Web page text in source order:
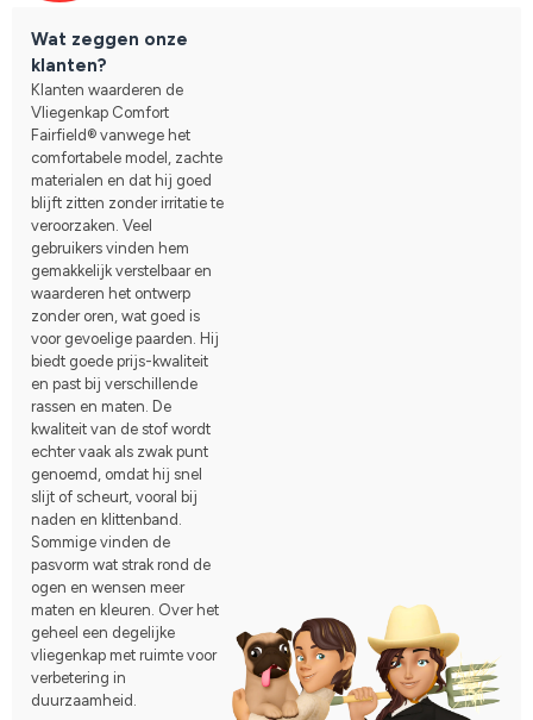
Wat zeggen onze
klanten?
Klanten waarderen de
Vliegenkap Comfort
Fairfield® vanwege het
comfortabele model, zachte
materialen en dat hij goed
blijft zitten zonder irritatie te
veroorzaken. Veel
gebruikers vinden hem
gemakkelijk verstelbaar en
waarderen het ontwerp
zonder oren, wat goed is
voor gevoelige paarden. Hij
biedt goede prijs-kwaliteit
en past bij verschillende
rassen en maten. De
kwaliteit van de stof wordt
echter vaak als zwak punt
genoemd, omdat hij snel
slijt of scheurt, vooral bij
naden en klittenband.
Sommige vinden de
pasvorm wat strak rond de
ogen en wensen meer
maten en kleuren. Over het
geheel een degelijke
vliegenkap met ruimte voor
verbetering in
duurzaamheid.